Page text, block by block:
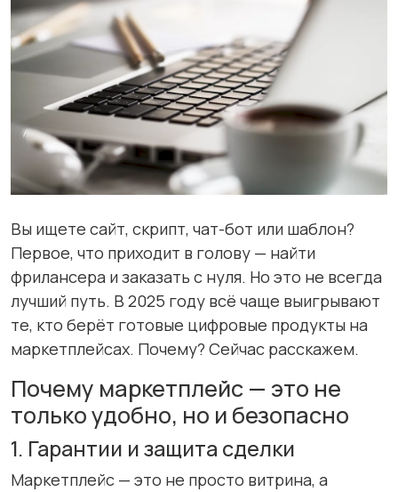
Вы ищете сайт, скрипт, чат-бот или шаблон?
Первое, что приходит в голову — найти
фрилансера и заказать с нуля. Но это не всегда
лучший путь. В 2025 году всё чаще выигрывают
те, кто берёт готовые цифровые продукты на
маркетплейсах. Почему? Сейчас расскажем.
Почему маркетплейс — это не
только удобно, но и безопасно
1. Гарантии и защита сделки
Маркетплейс — это не просто витрина, а